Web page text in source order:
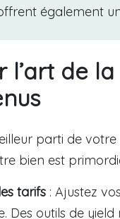
également
l’art de
parti de votre
bien est
tarifs : Ajustez
Des outils de